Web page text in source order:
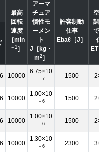
最高
回転
速度
［min
－1 ］
アーマ
チュア
慣性モ
ーメン
ト
J［kg・
m2］
許容制動
仕事
Ebaℓ［J］
10000
6.75×10
－7 1500
10000
1.00×10
－6 1500
10000
1.00×10
－6 1500
10000
1.30×10
－6 2300